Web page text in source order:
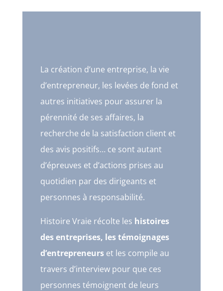
La création d’une entreprise, la vie
d’entrepreneur, les levées de fond et
autres initiatives pour assurer la
pérennité de ses affaires, la
recherche de la satisfaction client et
des avis positifs… ce sont autant
d’épreuves et d’actions prises au
quotidien par des dirigeants et
personnes à responsabilité.
Histoire Vraie récolte les histoires
des entreprises, les témoignages
d’entrepreneurset les compile au
travers d’interview pour que ces
personnes témoignent de leurs